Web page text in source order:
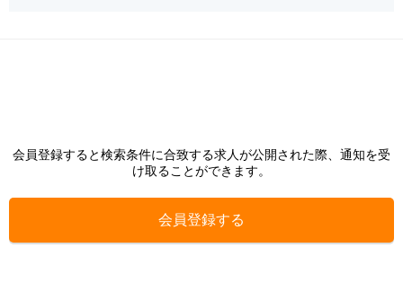
会員登録すると検索条件に合致する求人が公開された際、通知を受
け取ることができます。
会員登録する